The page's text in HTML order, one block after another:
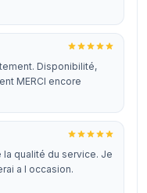
Disponibilité,
MERCI encore
qualité du service. Je
a l occasion.